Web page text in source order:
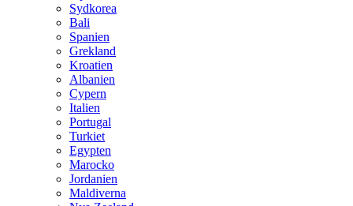
Sydkorea
Bali
Spanien
Grekland
Kroatien
Albanien
Cypern
Italien
Portugal
Turkiet
Egypten
Marocko
Jordanien
Maldiverna